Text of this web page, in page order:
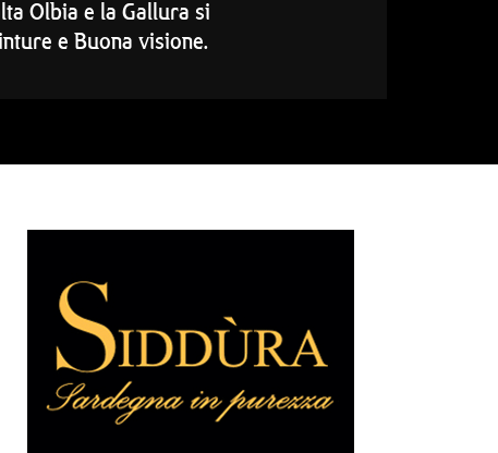
Olbia e la Gallura si
e Buona visione.